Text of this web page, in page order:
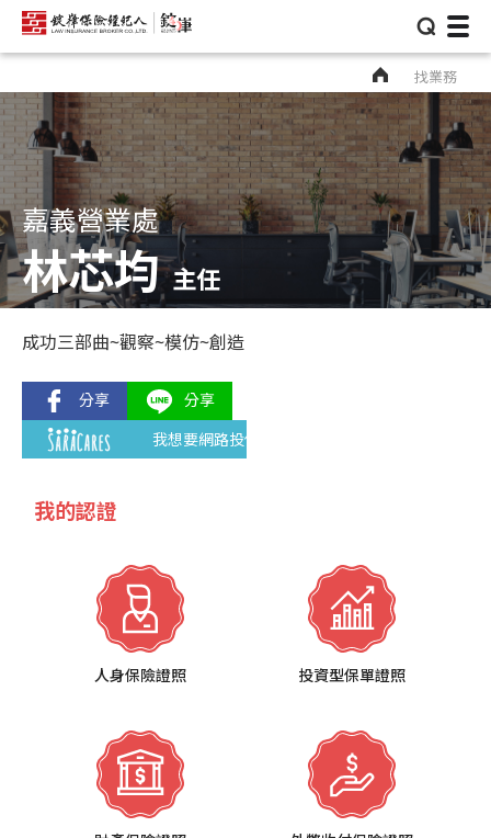
⌕
找業務
嘉義營業處
林芯均 主任
成功三部曲~觀察~模仿~創造
我想要網路投保
我的認證
人身保險證照 投資型保單證照